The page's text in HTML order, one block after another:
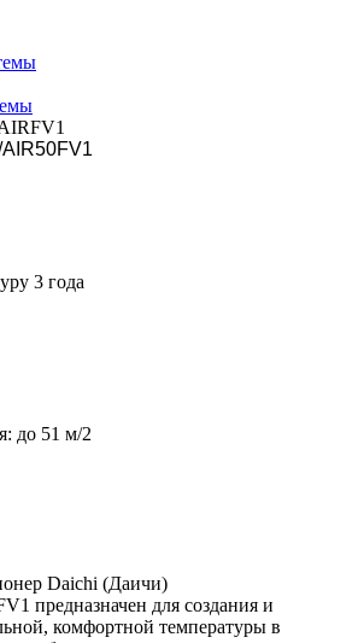
3 года
до 51 м/2
Daichi (Даичи)
предназначен для создания и
комфортной температуры в